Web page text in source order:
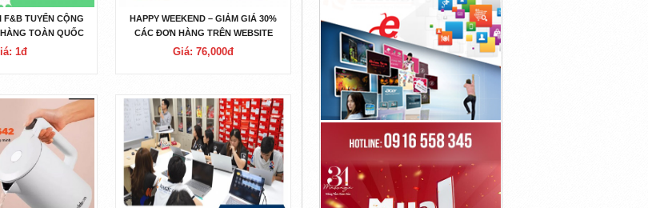
F&B TUYỂN CỘNG
TOÀN QUỐC
1đ
HAPPY WEEKEND – GIẢM GIÁ 30%
CÁC ĐƠN HÀNG TRÊN WEBSITE
Giá: 76,000đ